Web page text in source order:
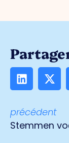
précédent